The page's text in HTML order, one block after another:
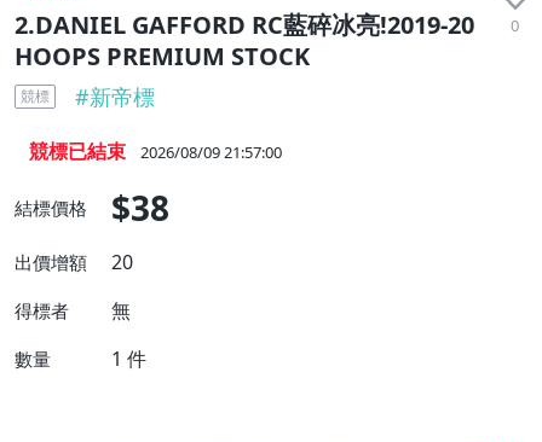
2.DANIEL GAFFORD RC藍碎冰亮!2019-20
HOOPS PREMIUM STOCK
0
競標 #新帝標
競標已結束 2026/08/09 21:57:00
結標價格 $38
出價增額 20
得標者 無
數量 1 件